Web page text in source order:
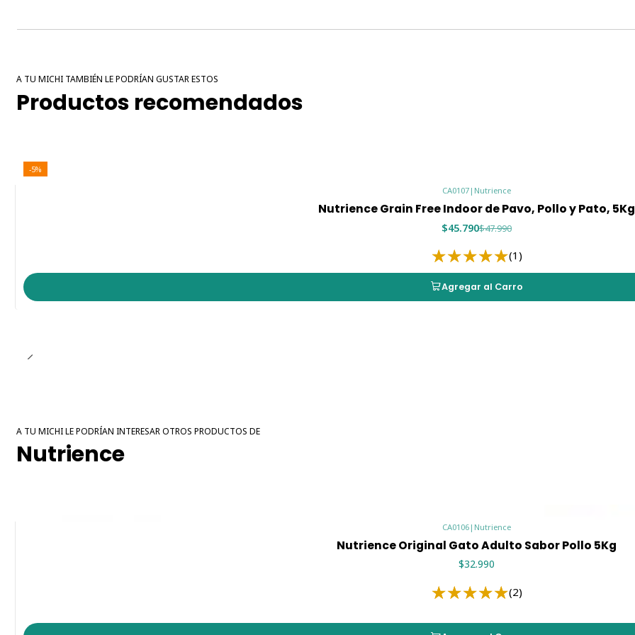
proporciones en los
A TU MICHI TAMBIÉN LE PODRÍAN GUSTAR ESTOS
Productos recomendados
-5%
CA0107| Nutrience
Nutrience Grain Free Indoor de Pavo, Pollo y Pato, 5Kg
$45.790$47.990
(1)
Agregar al Carro
A TU MICHI LE PODRÍAN INTERESAR OTROS PRODUCTOS DE
Nutrience
CA0106| Nutrience
Nutrience Original Gato Adulto Sabor Pollo 5Kg
$32.990
(2)